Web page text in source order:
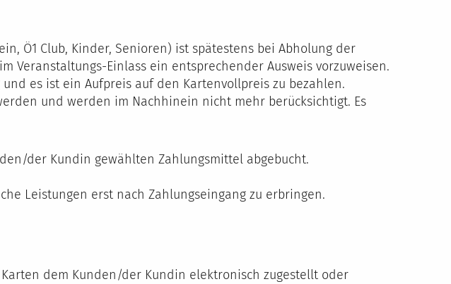
Ö1 Club, Kinder, Senioren) ist spätestens bei Abholung der
Veranstaltungs-Einlass ein entsprechender Ausweis vorzuweisen.
es ist ein Aufpreis auf den Kartenvollpreis zu bezahlen.
und werden im Nachhinein nicht mehr berücksichtigt. Es
der Kundin gewählten Zahlungsmittel abgebucht.
Leistungen erst nach Zahlungseingang zu erbringen.
dem Kunden/der Kundin elektronisch zugestellt oder